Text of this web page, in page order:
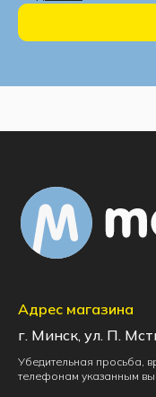
Адрес магазина
г. Минск, ул. П.
Убедительная просьба,
телефонам указанным